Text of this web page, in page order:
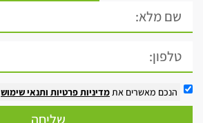
הנכם מאשרים אתמדיניות פרטיות ותנאי שימוש